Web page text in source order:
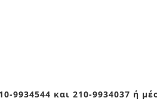
9934544 και 210-9934037 ή